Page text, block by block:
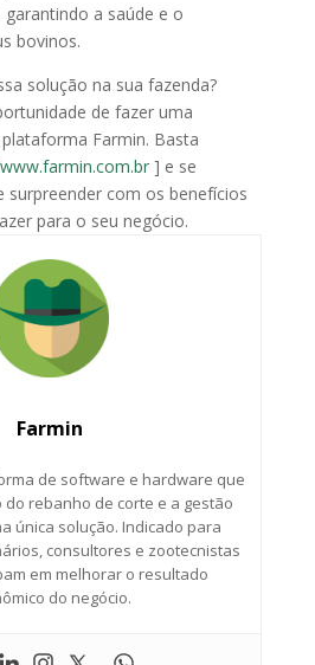
a saúde e o
bovinos.
solução na sua fazenda?
de fazer uma
Farmin. Basta
] e se
surpreender com os benefícios
para o seu negócio.
Farmin
de software e hardware que
do rebanho de corte e a gestão
única solução. Indicado para
consultores e zootecnistas
em melhorar o resultado
do negócio.